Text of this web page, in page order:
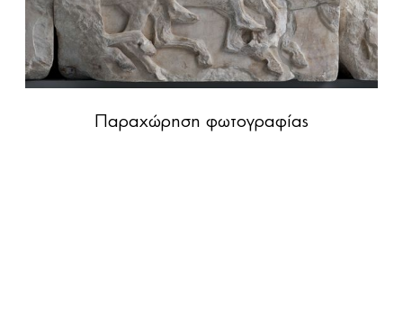
Παραχώρηση φωτογραφίας